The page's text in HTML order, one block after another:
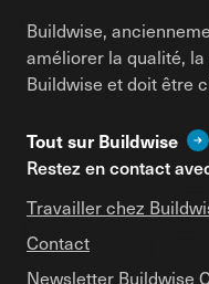
Buildwise,
améliorer la qualité,
Buildwise et doit être
Tout sur Buildwise
Restez en contact
Travailler chez
Contact
Newsletter Buildwise